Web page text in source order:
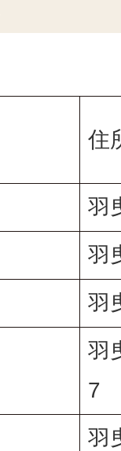
住
羽
羽
羽
羽
7
羽